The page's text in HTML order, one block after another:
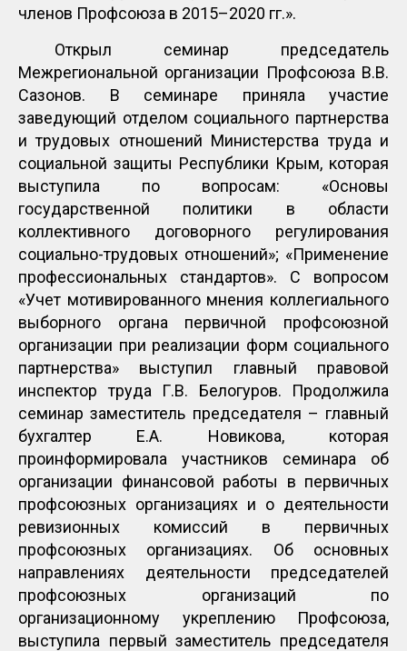
членов Профсоюза в 2015–2020 гг.».
Открыл семинар председатель
Межрегиональной организации Профсоюза В.В.
Сазонов. В семинаре приняла участие
заведующий отделом социального партнерства
и трудовых отношений Министерства труда и
социальной защиты Республики Крым, которая
выступила по вопросам: «Основы
государственной политики в области
коллективного договорного регулирования
социально-трудовых отношений»; «Применение
профессиональных стандартов». С вопросом
«Учет мотивированного мнения коллегиального
выборного органа первичной профсоюзной
организации при реализации форм социального
партнерства» выступил главный правовой
инспектор труда Г.В. Белогуров. Продолжила
семинар заместитель председателя – главный
бухгалтер Е.А. Новикова, которая
проинформировала участников семинара об
организации финансовой работы в первичных
профсоюзных организациях и о деятельности
ревизионных комиссий в первичных
профсоюзных организациях. Об основных
направлениях деятельности председателей
профсоюзных организаций по
организационному укреплению Профсоюза,
выступила первый заместитель председателя